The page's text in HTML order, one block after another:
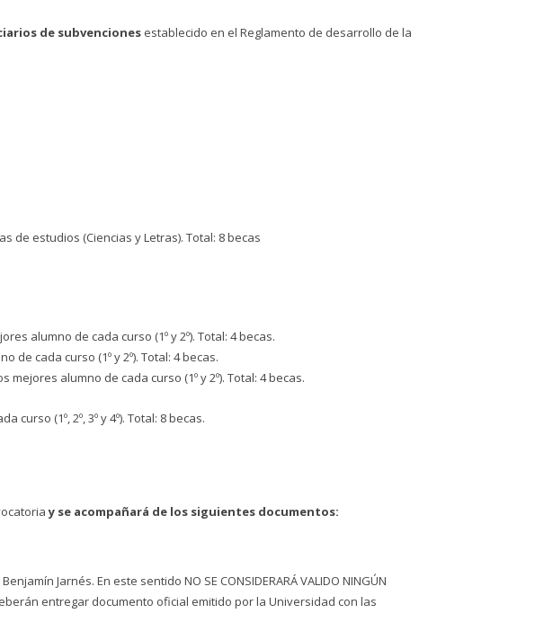
de subvenciones establecido en el Reglamento de desarrollo de la
de estudios (Ciencias y Letras). Total: 8 becas
alumno de cada curso (1º y 2º). Total: 4 becas.
de cada curso (1º y 2º). Total: 4 becas.
alumno de cada curso (1º y 2º). Total: 4 becas.
(1º, 2º, 3º y 4º). Total: 8 becas.
y se acompañará de los siguientes documentos:
Jarnés. En este sentido NO SE CONSIDERARÁ VALIDO NINGÚN
entregar documento oficial emitido por la Universidad con las